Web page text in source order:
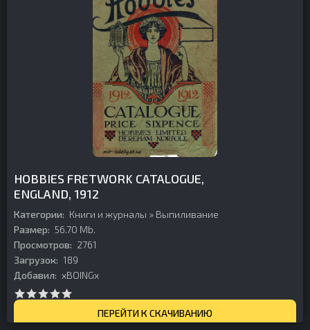
HOBBIES FRETWORK CATALOGUE,
ENGLAND, 1912
Категории: Книги и журналы » Выпиливание
Размер: 56.70 Mb.
Просмотров: 2761
Загрузок: 189
Добавил: xBOINGx
ПЕРЕЙТИ К СКАЧИВАНИЮ